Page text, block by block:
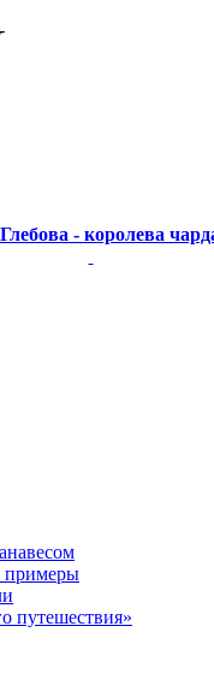
- королева
примеры
путешествия»